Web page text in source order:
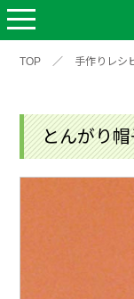
TOP ／ 手作りレシ
とんがり